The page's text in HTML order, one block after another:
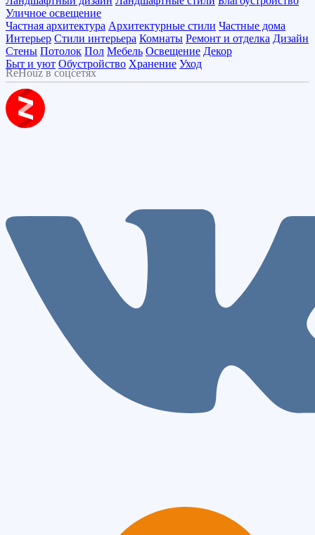
Уличное освещение
Частная архитектура Архитектурные стили Частные дома
Интерьер Стили интерьера Комнаты Ремонт и отделка Дизайн
Стены Потолок Пол Мебель Освещение Декор
Быт и уют Обустройство Хранение Уход
ReHouz в соцсетях